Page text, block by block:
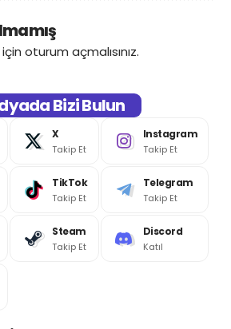
oturum açmalısınız.
Bizi Bulun
X
Takip Et
Instagram
Takip Et
TikTok
Takip Et
Telegram
Takip Et
Steam
Takip Et
Discord
Katıl